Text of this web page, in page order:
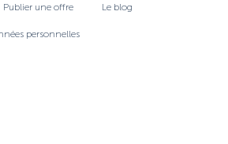
Publier une offre Le blog
personnelles